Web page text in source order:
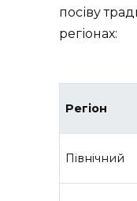
посіву
регіонах:
Регіон
Північний